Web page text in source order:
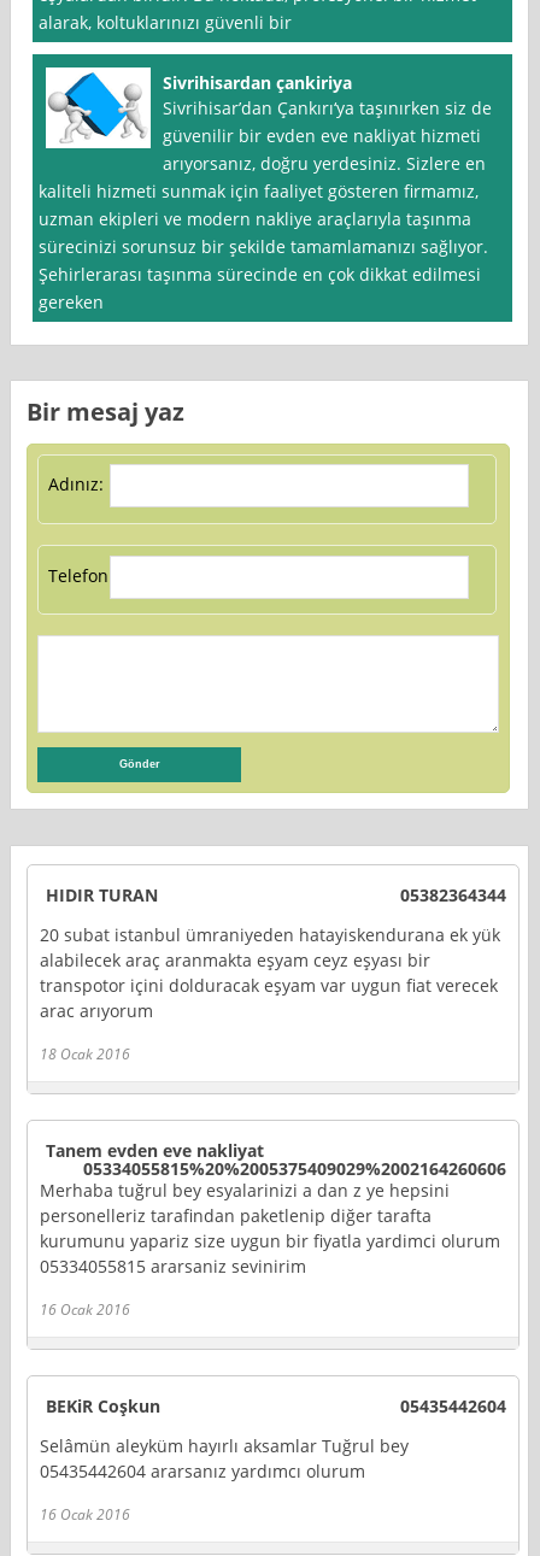
alarak, koltuklarınızı güvenli bir
Sivrihisardan çankiriya
Sivrihisar’dan Çankırı‘ya taşınırken siz de
güvenilir bir evden eve nakliyat hizmeti
arıyorsanız, doğru yerdesiniz. Sizlere en
kaliteli hizmeti sunmak için faaliyet gösteren firmamız,
uzman ekipleri ve modern nakliye araçlarıyla taşınma
sürecinizi sorunsuz bir şekilde tamamlamanızı sağlıyor.
Şehirlerarası taşınma sürecinde en çok dikkat edilmesi
gereken
Bir mesaj yaz
Adınız:
Telefon:
HIDIR TURAN
05382364344
20 subat istanbul ümraniyeden hatayiskendurana ek yük
alabilecek araç aranmakta eşyam ceyz eşyası bir
transpotor içini dolduracak eşyam var uygun fiat verecek
arac arıyorum
18 Ocak 2016
Tanem evden eve nakliyat
05334055815%20%2005375409029%2002164260606
Merhaba tuğrul bey esyalarinizi a dan z ye hepsini
personelleriz tarafindan paketlenip diğer tarafta
kurumunu yapariz size uygun bir fiyatla yardimci olurum
05334055815 ararsaniz sevinirim
16 Ocak 2016
BEKiR Coşkun
05435442604
Selâmün aleyküm hayırlı aksamlar Tuğrul bey
05435442604 ararsanız yardımcı olurum
16 Ocak 2016